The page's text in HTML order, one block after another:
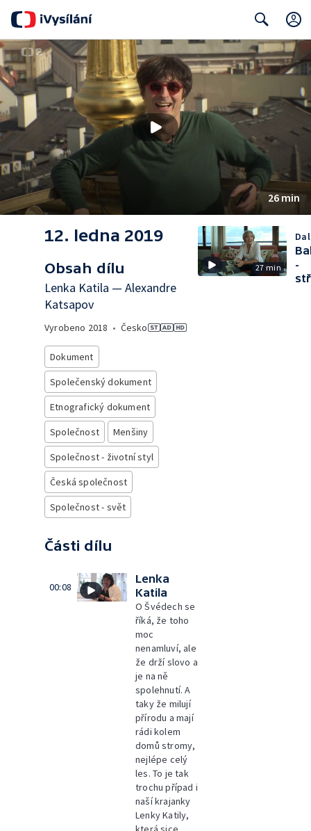
Search
26 min
12. ledna 2019
Obsah dílu
Lenka Katila — Alexandre
Katsapov
Vyrobeno 2018 • Česko
Dokument
Společenský dokument
Etnografický dokument
Společnost
Menšiny
Společnost - životní styl
Česká společnost
Společnost - svět
Části dílu
00:08
Lenka
Katila
O Švédech se
říká, že toho
moc
nenamluví, ale
že drží slovo a
je na ně
spolehnutí. A
taky že milují
přírodu a mají
rádi kolem
domů stromy,
nejlépe celý
les. To je tak
trochu případ i
naší krajanky
Lenky Katily,
27 min
-